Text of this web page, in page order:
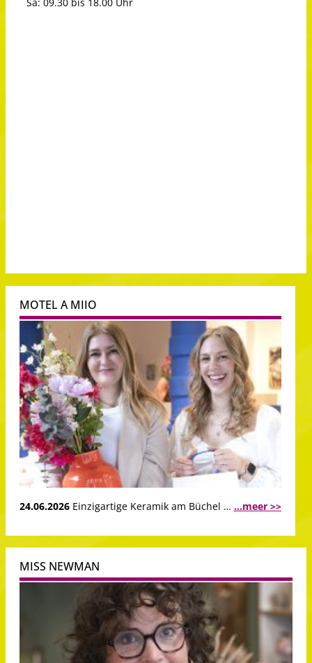
MOTEL A MIIO
24.06.2026 Einzigartige Keramik am Büchel … ...meer >>
MISS NEWMAN